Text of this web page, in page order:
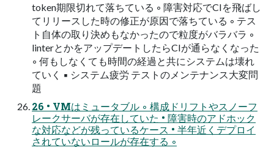
token期限切れて落ちている ◦ 障害対応でCIを飛ばし
てリリースした時の修正が原因で落ちている ◦ テス
ト自体の取り決めもなかったので粒度がバラバラ ◦
linterとかをアップデートしたらCIが通らなくなった
◦ 何もしなくても時間の経過と共にシステムは壊れ
ていく ▪ システム疲労 テストのメンテナンス大変問
題
26 • VMはミュータブル ◦ 構成ドリフトやスノーフ
レークサーバが存在していた • 障害時のアドホック
な対応などが残っているケース • 半年近くデプロイ
されていないロールが存在する ◦